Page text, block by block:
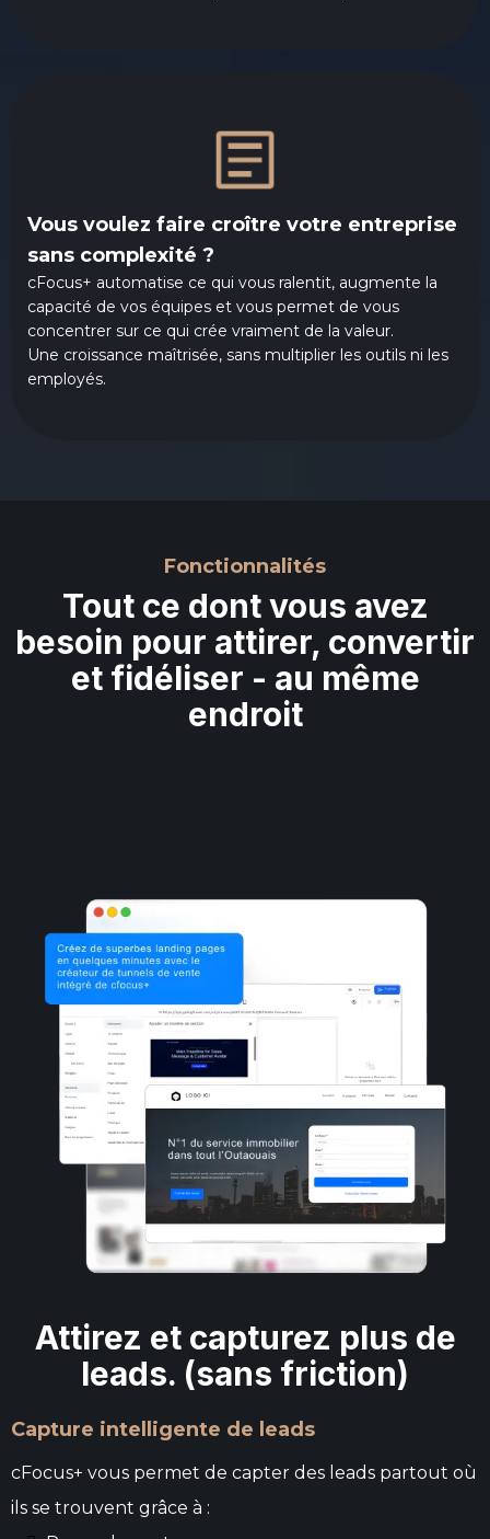
Vous voulez faire croître votre entreprise
sans complexité ?
cFocus+ automatise ce qui vous ralentit, augmente la
capacité de vos équipes et vous permet de vous
concentrer sur ce qui crée vraiment de la valeur.
Une croissance maîtrisée, sans multiplier les outils ni les
employés.
Fonctionnalités
Tout ce dont vous avez
besoin pour attirer, convertir
et fidéliser - au même
endroit
Attirez et capturez plus de
leads. (sans friction)
Capture intelligente de leads
cFocus+ vous permet de capter des leads partout où
ils se trouvent grâce à :